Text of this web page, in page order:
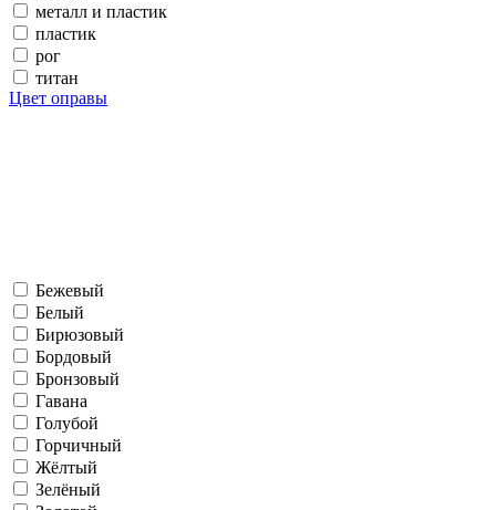
металл и пластик
пластик
рог
титан
Цвет оправы
Бежевый
Белый
Бирюзовый
Бордовый
Бронзовый
Гавана
Голубой
Горчичный
Жёлтый
Зелёный